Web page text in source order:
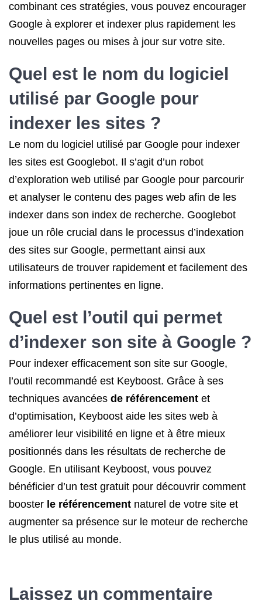
combinant ces stratégies, vous pouvez encourager
Google à explorer et indexer plus rapidement les
nouvelles pages ou mises à jour sur votre site.
Quel est le nom du logiciel
utilisé par Google pour
indexer les sites ?
Le nom du logiciel utilisé par Google pour indexer
les sites est Googlebot. Il s’agit d’un robot
d’exploration web utilisé par Google pour parcourir
et analyser le contenu des pages web afin de les
indexer dans son index de recherche. Googlebot
joue un rôle crucial dans le processus d’indexation
des sites sur Google, permettant ainsi aux
utilisateurs de trouver rapidement et facilement des
informations pertinentes en ligne.
Quel est l’outil qui permet
d’indexer son site à Google ?
Pour indexer efficacement son site sur Google,
l’outil recommandé est Keyboost. Grâce à ses
techniques avancées de référencement et
d’optimisation, Keyboost aide les sites web à
améliorer leur visibilité en ligne et à être mieux
positionnés dans les résultats de recherche de
Google. En utilisant Keyboost, vous pouvez
bénéficier d’un test gratuit pour découvrir comment
booster le référencement naturel de votre site et
augmenter sa présence sur le moteur de recherche
le plus utilisé au monde.
Laissez un commentaire